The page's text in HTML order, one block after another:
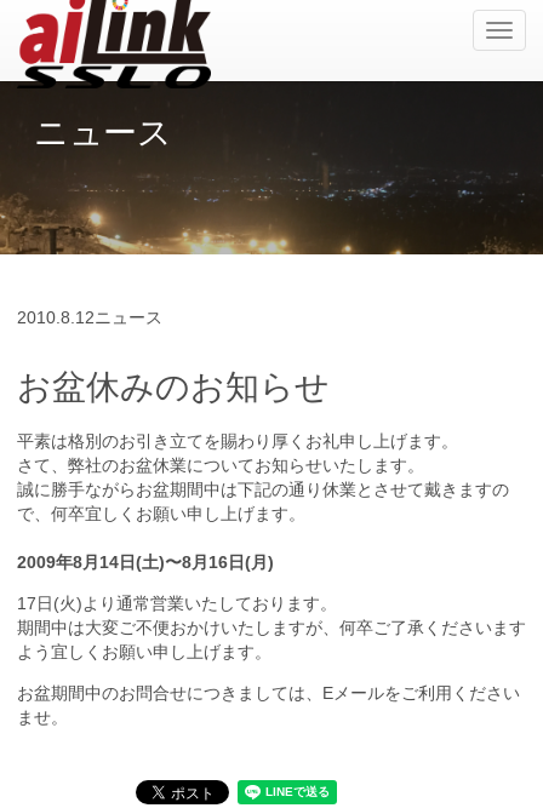
ナ
ビ
ゲ
ン
の
替
ニュース
2010. 8.12ニュース
お盆休みのお知らせ
平素は格別のお引き立てを賜わり厚くお礼申し上げます。
さて、弊社のお盆休業についてお知らせいたします。
誠に勝手ながらお盆期間中は下記の通り休業とさせて戴きますの
で、何卒宜しくお願い申し上げます。
2009年8月14日(土)〜8月16日(月)
17日(火)より通常営業いたしております。
期間中は大変ご不便おかけいたしますが、何卒ご了承くださいます
よう宜しくお願い申し上げます。
お盆期間中のお問合せにつきましては、Eメールをご利用ください
ませ。